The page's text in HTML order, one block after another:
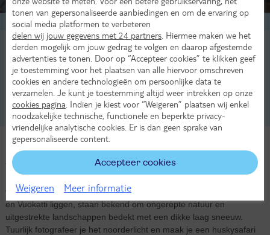
Elze ✈️ Reisexpert
5x wat te doen in Arctic Lakeland
Droom je van een winteravontuur in een rustige omgeving waar
sneeuw en avontuur hand in hand gaan? Ontdek Arctic Lakeland!
Lees in ons blog wat er te doen is in deze magische plek in Finland.
Ga naar blog
Ontsnap naar sneeuwparadijs Arctic Lakeland
Vergeet de brede sneeuwpistes van de Alpen. In de regio Arctic
wintersportvakantie. Deze Finse regio, waarin plekken als Kajaani
en Vuokatti liggen, staan bekend om ongerepte natuur en
uitgestrekte landschappen bedekt met een dikke laag sneeuw.
Tuurlijk fotografeer je het noorderlicht en maak je een huskysafari
tonen van gepersonaliseerde aanbiedingen en om de ervaring op
social media platformen te verbeteren
delen wij jouw gegevens met 24 partners . Hiermee maken we het
derden mogelijk om jouw gedrag te volgen en daarop afgestemde
advertenties te tonen. Door op “Accepteer cookies” te klikken geef
je toestemming voor het plaatsen van alle hiervoor omschreven
cookies en andere technologieën om persoonlijke data te
verzamelen. Je kunt je toestemming altijd weer intrekken op onze
cookies pagina . Indien je kiest voor “Weigeren” plaatsen wij enkel
noodzakelijke technische, functionele en beperkte privacy-
vriendelijke analytische cookies. Er is dan geen sprake van
gepersonaliseerde content.
Accepteer cookies
Weigeren Meer informatie